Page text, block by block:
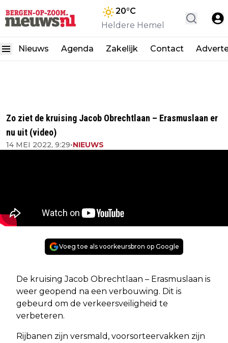
20°C
Heldere Hemel
Nieuws Agenda Zakelijk Contact
Zo ziet de kruising Jacob Obrechtlaan – Erasmuslaan er
nu uit (video)
14 MEI 2022, 9:29•NIEUWS
Voeg toe als voorkeursbron op Google
De kruising Jacob Obrechtlaan – Erasmuslaan is
weer geopend na een verbouwing. Dit is
gebeurd om de verkeersveiligheid te
verbeteren.
Rijbanen zijn versmald, voorsorteervakken zijn